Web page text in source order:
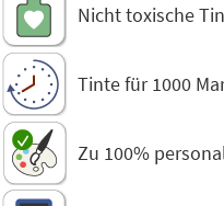
Nicht toxische
Tinte für 1000
Zu 100%